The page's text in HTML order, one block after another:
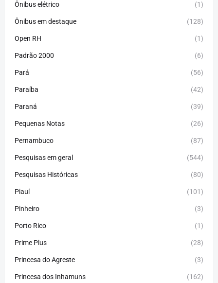
Ônibus elétrico (1)
Ônibus em destaque (128)
Open RH (1)
Padrão 2000 (6)
Pará (56)
Paraíba (42)
Paraná (39)
Pequenas Notas (26)
Pernambuco (87)
Pesquisas em geral (544)
Pesquisas Históricas (80)
Piauí (101)
Pinheiro (3)
Porto Rico (1)
Prime Plus (28)
Princesa do Agreste (3)
Princesa dos Inhamuns (162)